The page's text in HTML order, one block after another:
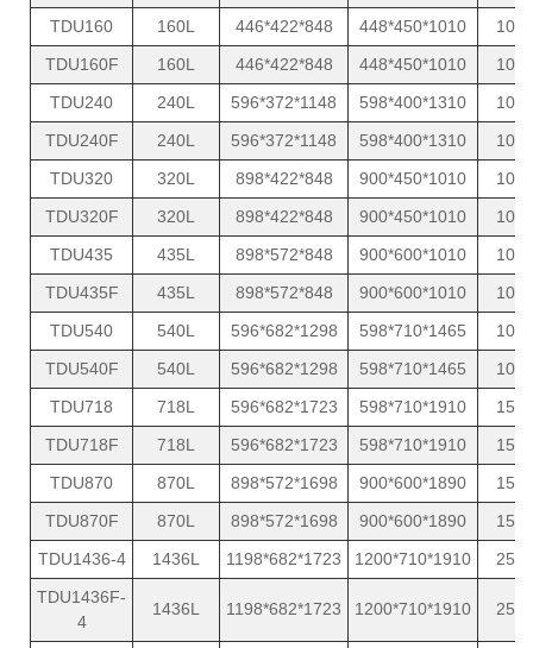
TDU160
160L 446*422*848 448*450*1010
10
TDU160F
160L 446*422*848 448*450*1010
10
TDU240
240L 596*372*1148 598*400*1310
10
TDU240F
240L 596*372*1148 598*400*1310
10
TDU320
320L 898*422*848 900*450*1010
10
TDU320F
320L 898*422*848 900*450*1010
10
TDU435
435L 898*572*848 900*600*1010
10
TDU435F
435L 898*572*848 900*600*1010
10
TDU540
540L 596*682*1298 598*710*1465
10
TDU540F
540L 596*682*1298 598*710*1465
10
TDU718
718L 596*682*1723 598*710*1910
15
TDU718F
718L 596*682*1723 598*710*1910
15
TDU870
870L 898*572*1698 900*600*1890
15
TDU870F
870L 898*572*1698 900*600*1890
15
TDU1436-4
1436L 1198*682*1723 1200*710*1910
25
TDU1436F-
4
1436L 1198*682*1723 1200*710*1910 25